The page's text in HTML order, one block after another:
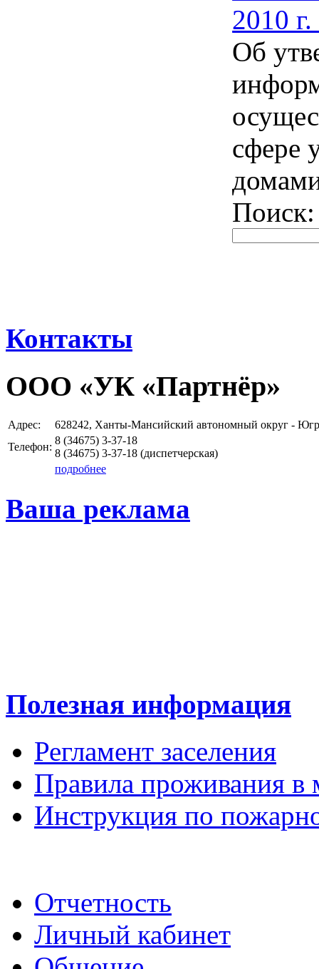
2010
Об
сфере
Поиск:
Контакты
ООО «УК «Партнёр»
Адрес:
628242, Ханты-Мансийский автономный округ -
Телефон:
8 (34675) 3-37-18
8 (34675) 3-37-18 (диспетчерская)
подробнее
Ваша реклама
Полезная информация
Регламент заселения
Правила проживания в
Инструкция по
Отчетность
Личный кабинет